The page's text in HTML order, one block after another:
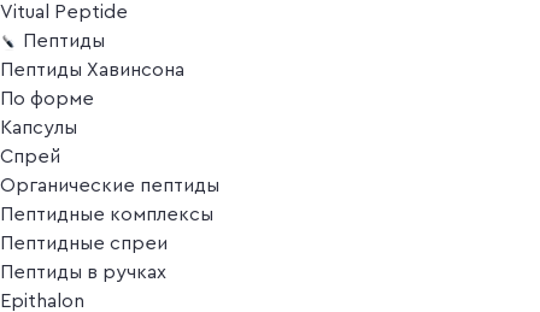
Vitual Peptide
Пептиды
Пептиды Хавинсона
По форме
Капсулы
Спрей
Органические пептиды
Пептидные комплексы
Пептидные спреи
Пептиды в ручках
Epithalon